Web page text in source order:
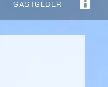
GASTGEBER